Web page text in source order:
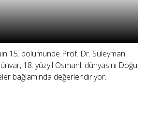
15. bölümünde Prof. Dr. Süleyman
18. yüzyıl Osmanlı dünyasını Doğu
bağlamında değerlendiriyor.